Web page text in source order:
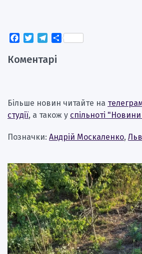
Facebook
TwitterTelegram
Поділитися
Коментарі
Більше новин читайте на
студії, а також у спільноті
Позначки: Андрій Москаленко,